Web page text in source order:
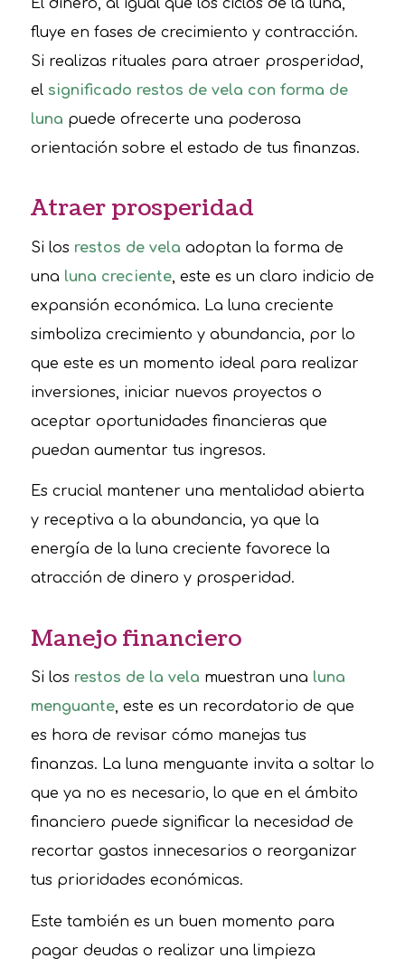
El dinero, al igual que los ciclos de la luna,
fluye en fases de crecimiento y contracción.
Si realizas rituales para atraer prosperidad,
el significado restos de vela con forma de
luna puede ofrecerte una poderosa
orientación sobre el estado de tus finanzas.
Atraer prosperidad
Si los restos de vela adoptan la forma de
una luna creciente, este es un claro indicio de
expansión económica. La luna creciente
simboliza crecimiento y abundancia, por lo
que este es un momento ideal para realizar
inversiones, iniciar nuevos proyectos o
aceptar oportunidades financieras que
puedan aumentar tus ingresos.
Es crucial mantener una mentalidad abierta
y receptiva a la abundancia, ya que la
energía de la luna creciente favorece la
atracción de dinero y prosperidad.
Manejo financiero
Si los restos de la vela muestran una luna
menguante, este es un recordatorio de que
es hora de revisar cómo manejas tus
finanzas. La luna menguante invita a soltar lo
que ya no es necesario, lo que en el ámbito
financiero puede significar la necesidad de
recortar gastos innecesarios o reorganizar
tus prioridades económicas.
Este también es un buen momento para
pagar deudas o realizar una limpieza